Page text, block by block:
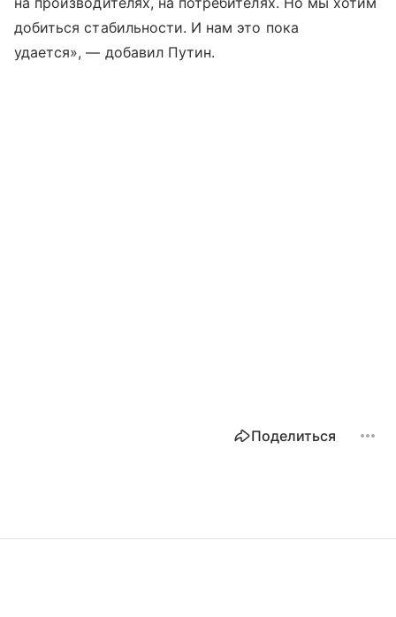
добиться стабильности. И нам это пока
удается», — добавил Путин.
Поделиться